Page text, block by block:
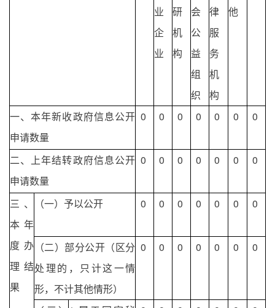
业
企
业
研
机
构
会
公
益
组
织
律
服
务
机
构
他
一、本年新收政府信息公开
申请数量
0 0 0 0 0 0 0
二、上年结转政府信息公开
申请数量
0 0 0 0 0 0 0
三、
本年
度办
理结
果
（一）予以公开 0 0 0 0 0 0 0
（二）部分公开（区分
处理的，只计这一情
形，不计其他情形）
0 0 0 0 0 0 0